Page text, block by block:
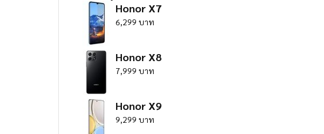
Honor X7
6,299 บาท
Honor X8
7,999 บาท
Honor X9
9,299 บาท